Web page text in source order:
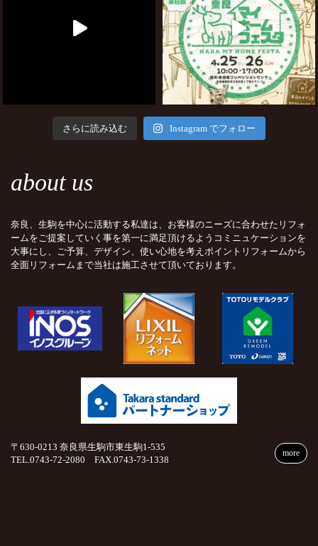
さらに読み込む Instagram でフォロー
about us
奈良、生駒を中心に活動する私達は、お客様のニーズに合わせたリフォ
ームをご提案していく事を第一に満足頂けるようコミニュケーションを
大事にし、ご予算、デザイン、使い心地を考えポイントリフォームから
全面リフォームまで当社は施工させて頂いております。
〒630-0213 奈良県生駒市東生駒1-535
TEL.0743-72-2080 FAX.0743-73-1338
more